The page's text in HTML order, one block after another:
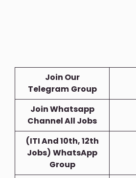
Join Our
Telegram Group
Join Whatsapp
Channel All Jobs
(ITI And 10th, 12th
Jobs) WhatsApp
Group